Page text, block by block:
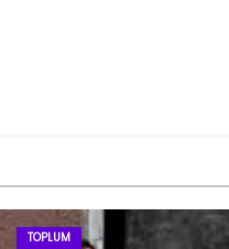
TOPLUM